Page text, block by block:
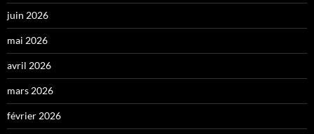
juin 2026
mai 2026
avril 2026
mars 2026
février 2026